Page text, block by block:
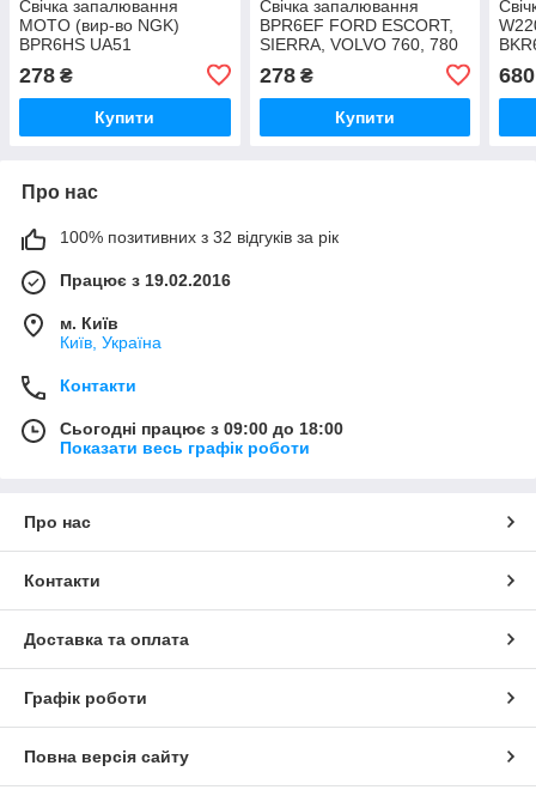
Свічка запалювання
MOTO (вир-во NGK)
BPR6HS UA51
278 ₴
Купити
Свічка запалювання
BPR6EF FORD ESCORT,
SIERRA, VOLVO 760, 780
UA51
278₴
Купити
680
Про нас
100% позитивних з 32 відгуків за рік
Працює з 19.02.2016
м. Київ
Київ, Україна
Контакти
Сьогодні працює з 09:00 до 18:00
Показати весь графік роботи
Про нас
Контакти
Доставка та оплата
Графік роботи
Повна версія сайту